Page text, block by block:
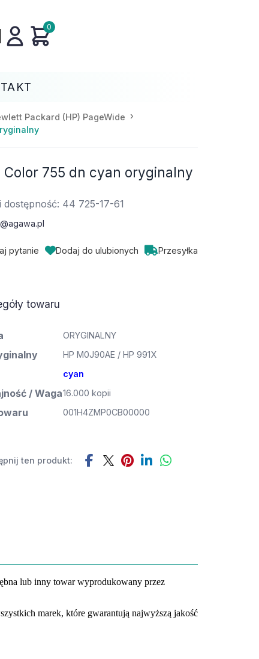
0
Packard (HP) PageWide
Color 755 dn cyan oryginalny
dostępność: 44 725-17-61
pytanie Dodaj do ulubionych Przesyłka
towaru
ORYGINALNY
HP M0J90AE / HP 991X
cyan
/ Waga16.000 kopii
001H4ZMP0CB00000
ten produkt:
lub inny towar wyprodukowany przez
marek, które gwarantują najwyższą jakość